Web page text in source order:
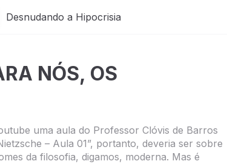
Desnudando a Hipocrisia
NÓS, OS
uma aula do Professor Clóvis de Barros
– Aula 01”, portanto, deveria ser sobre
da filosofia, digamos, moderna. Mas é